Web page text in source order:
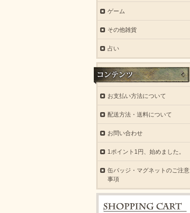
ゲーム
その他雑貨
占い
お支払い方法について
配送方法・送料について
お問い合わせ
1ポイント1円、始めました。
缶バッジ・マグネットのご注意
事項